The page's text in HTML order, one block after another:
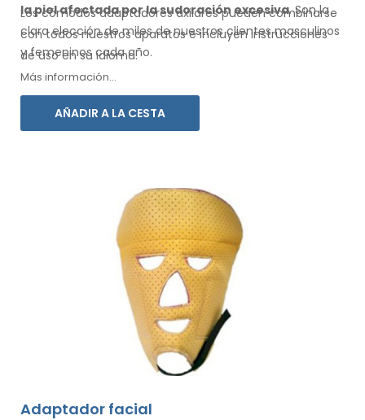
la pielafectada por la sudoración excesiva. Son la
clara elección de miles de nuestros clientes masculinos
y femeninos cada año.
Los cómodos adaptadoresaxilarespueden combinarse
contodosnuestros aparatos e incluyen instrucciones
deuso en su idioma.
Más información...
AÑADIR A LA CESTA
Adaptador facial